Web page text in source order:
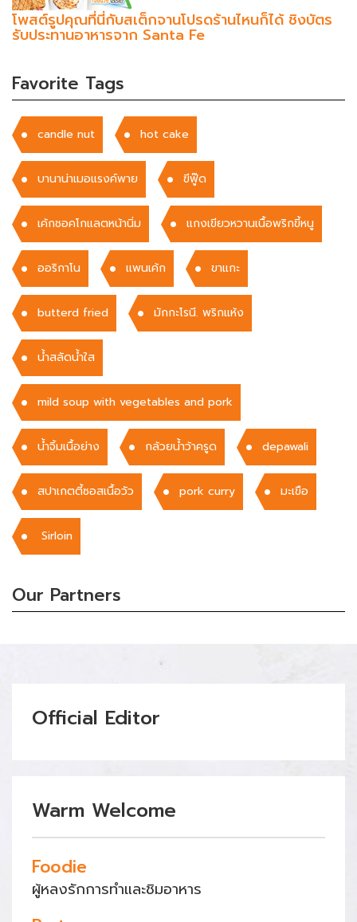
โพสต์รูปคุณที่นี่กับสเต็กจานโปรดร้านไหนก็ได้ ชิงบัตร
รับประทานอาหารจาก Santa Fe
Favorite Tags
candle nut hot cake
บานาน่าเมอแรงค์พาย ฃีฟู๊ด
เค้กชอคโกแลตหน้านิ่ม แกงเขียวหวานเนื้อพริกขี้หนู
ออริกาโน เเพนเค้ก ขาแกะ
butterd fried มักกะโรนี. พริกแห้ง
น้ำสลัดน้ำใส
mild soup with vegetables and pork
น้ำจิ้มเนื้อย่าง กล้วยน้ำว้าครูด depawali
สปาเกตตี้ซอสเนื้อวัว pork curry มะเขือ
Sirloin
Our Partners
Official Editor
Warm Welcome
Foodie
ผู้หลงรักการทำและชิมอาหาร